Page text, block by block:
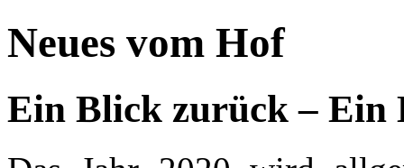
Neues vom Hof
Ein Blick zurück – Ein